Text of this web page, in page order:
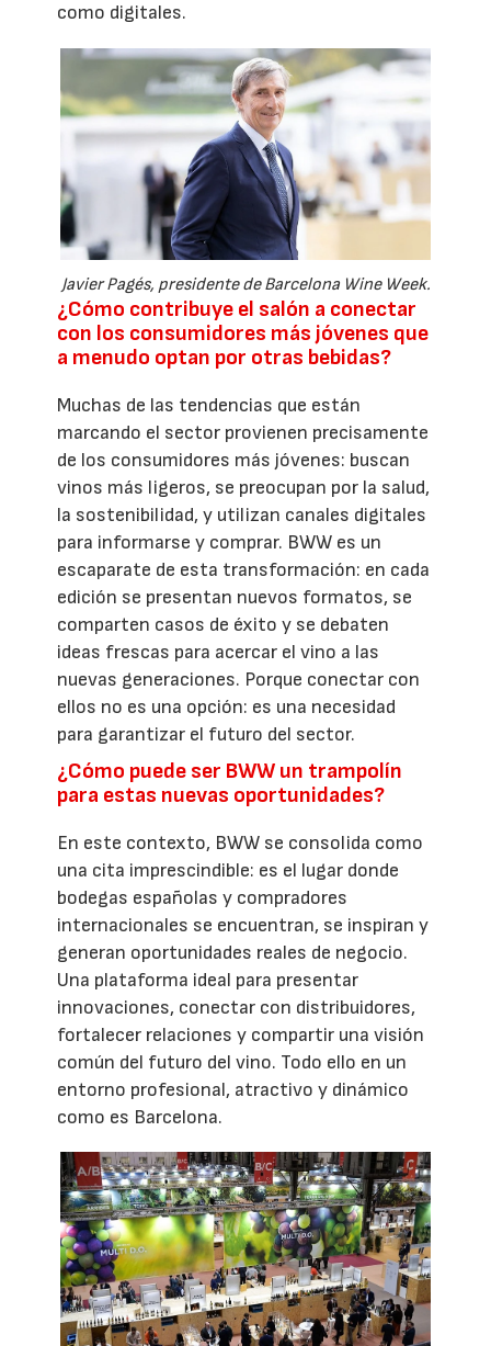
como digitales.
Javier Pagés, presidente de Barcelona Wine Week.
¿Cómo contribuye el salón a conectar
con los consumidores más jóvenes que
a menudo optan por otras bebidas?
Muchas de las tendencias que están
marcando el sector provienen precisamente
de los consumidores más jóvenes: buscan
vinos más ligeros, se preocupan por la salud,
la sostenibilidad, y utilizan canales digitales
para informarse y comprar. BWW es un
escaparate de esta transformación: en cada
edición se presentan nuevos formatos, se
comparten casos de éxito y se debaten
ideas frescas para acercar el vino a las
nuevas generaciones. Porque conectar con
ellos no es una opción: es una necesidad
para garantizar el futuro del sector.
¿Cómo puede ser BWW un trampolín
para estas nuevas oportunidades?
En este contexto, BWW se consolida como
una cita imprescindible: es el lugar donde
bodegas españolas y compradores
internacionales se encuentran, se inspiran y
generan oportunidades reales de negocio.
Una plataforma ideal para presentar
innovaciones, conectar con distribuidores,
fortalecer relaciones y compartir una visión
común del futuro del vino. Todo ello en un
entorno profesional, atractivo y dinámico
como es Barcelona.